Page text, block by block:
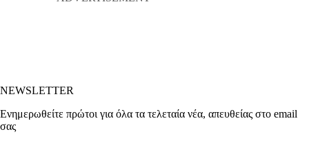
NEWSLETTER
Ενημερωθείτε πρώτοι για όλα τα τελεταία νέα, απευθείας στο email
σας